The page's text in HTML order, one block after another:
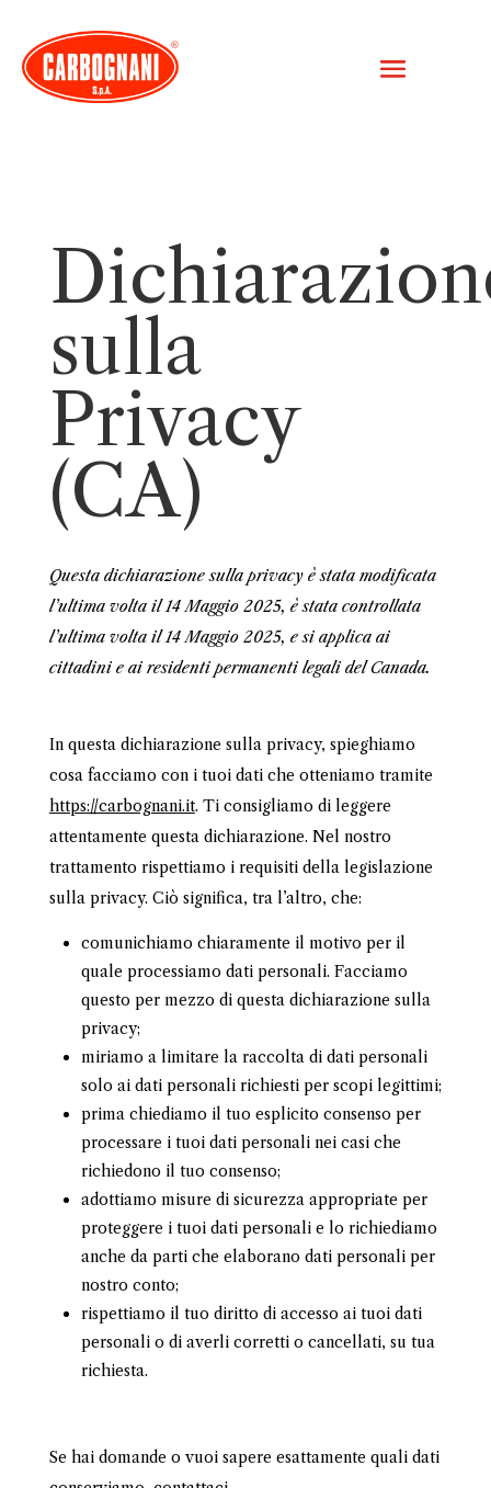
sulla
Privacy
(CA)
Questa dichiarazione sulla privacy è stata modificata
l’ultima volta il 14 Maggio 2025, è stata controllata
l’ultima volta il 14 Maggio 2025, e si applica ai
cittadini e ai residenti permanenti legali del Canada.
In questa dichiarazione sulla privacy, spieghiamo
cosa facciamo con i tuoi dati che otteniamo tramite
https://carbognani.it. Ti consigliamo di leggere
attentamente questa dichiarazione. Nel nostro
trattamento rispettiamo i requisiti della legislazione
sulla privacy. Ciò significa, tra l’altro, che:
comunichiamo chiaramente il motivo per il
quale processiamo dati personali. Facciamo
questo per mezzo di questa dichiarazione sulla
privacy;
miriamo a limitare la raccolta di dati personali
solo ai dati personali richiesti per scopi legittimi;
prima chiediamo il tuo esplicito consenso per
processare i tuoi dati personali nei casi che
richiedono il tuo consenso;
adottiamo misure di sicurezza appropriate per
proteggere i tuoi dati personali e lo richiediamo
anche da parti che elaborano dati personali per
nostro conto;
rispettiamo il tuo diritto di accesso ai tuoi dati
personali o di averli corretti o cancellati, su tua
richiesta.
Se hai domande o vuoi sapere esattamente quali dati